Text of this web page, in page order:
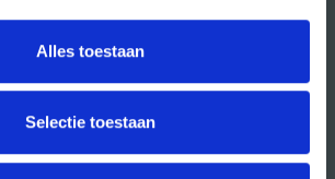
Alles toestaan
Selectie toestaan